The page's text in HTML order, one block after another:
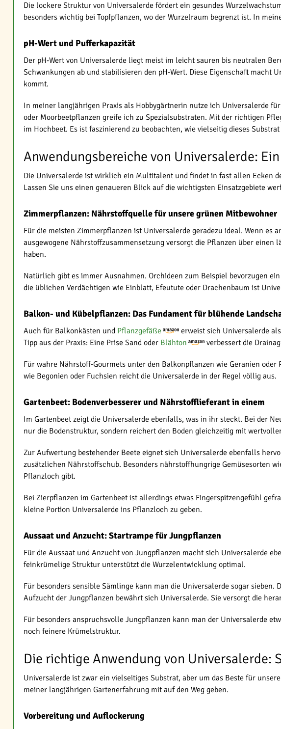
Die lockere Struktur von Universalerde fördert ein gesundes
besonders wichtig bei Topfpflanzen, wo der Wurzelraum begrenzt ist. In
pH-Wert und Pufferkapazität
Der pH-Wert von Universalerde liegt meist im leicht sauren bis neutralen
Schwankungen ab und stabilisieren den pH-Wert. Diese Eigenschaft macht
kommt.
In meiner langjährigen Praxis als Hobbygärtnerin nutze ich Universalerde
oder Moorbeetpflanzen greife ich zu Spezialsubstraten. Mit der richtigen
im Hochbeet. Es ist faszinierend zu beobachten, wie vielseitig dieses
Anwendungsbereiche von Universalerde:
Die Universalerde ist wirklich ein Multitalent und findet in fast allen Ecken
Lassen Sie uns einen genaueren Blick auf die wichtigsten Einsatzgebiete
Zimmerpflanzen: Nährstoffquelle für unsere grünen Mitbewohner
Für die meisten Zimmerpflanzen ist Universalerde geradezu ideal. Wenn
ausgewogene Nährstoffzusammensetzung versorgt die Pflanzen über
haben.
Natürlich gibt es immer Ausnahmen. Orchideen zum Beispiel bevorzugen
die üblichen Verdächtigen wie Einblatt, Efeutute oder Drachenbaum ist
Balkon- und Kübelpflanzen: Das Fundament für blühende
Auch für Balkonkästen und Pflanzgefäße
erweist sich Universalerde
Tipp aus der Praxis: Eine Prise Sand oder Blähton verbessert die
Für wahre Nährstoff-Gourmets unter den Balkonpflanzen wie Geranien
wie Begonien oder Fuchsien reicht die Universalerde in der Regel völlig aus.
Gartenbeet: Bodenverbesserer und Nährstofflieferant in einem
Im Gartenbeet zeigt die Universalerde ebenfalls, was in ihr steckt. Bei der
nur die Bodenstruktur, sondern reichert den Boden gleichzeitig mit
Zur Aufwertung bestehender Beete eignet sich Universalerde ebenfalls
zusätzlichen Nährstoffschub. Besonders nährstoffhungrige Gemüsesorten
Pflanzloch gibt.
Bei Zierpflanzen im Gartenbeet ist allerdings etwas Fingerspitzengefühl
kleine Portion Universalerde ins Pflanzloch zu geben.
Aussaat und Anzucht: Startrampe für Jungpflanzen
Für die Aussaat und Anzucht von Jungpflanzen macht sich Universalerde
feinkrümelige Struktur unterstützt die Wurzelentwicklung optimal.
Für besonders sensible Sämlinge kann man die Universalerde sogar
Aufzucht der Jungpflanzen bewährt sich Universalerde. Sie versorgt die
Für besonders anspruchsvolle Jungpflanzen kann man der Universalerde
noch feinere Krümelstruktur.
Die richtige Anwendung von Universalerde:
Universalerde ist zwar ein vielseitiges Substrat, aber um das Beste für
meiner langjährigen Gartenerfahrung mit auf den Weg geben.
Vorbereitung und Auflockerung